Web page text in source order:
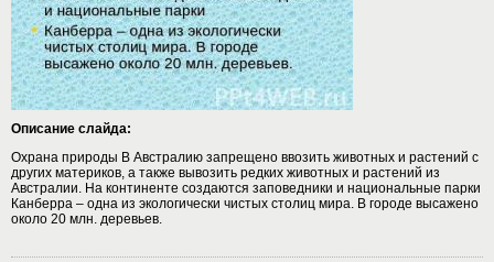
Описание слайда:
Охрана природы В Австралию запрещено ввозить животных и растений с
других материков, а также вывозить редких животных и растений из
Австралии. На континенте создаются заповедники и национальные парки
Канберра – одна из экологически чистых столиц мира. В городе высажено
около 20 млн. деревьев.